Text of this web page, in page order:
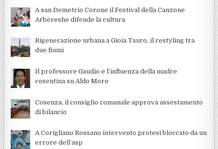
A san Demetrio Corone il Festival della Canzone
Arbëreshe difende la cultura
Rigenerazione urbana a Gioia Tauro, il restyling tra
due fiumi
Il professore Gaudio e l’influenza della madre
cosentina su Aldo Moro
Cosenza, il consiglio comunale approva assestamento
di bilancio
A Corigliano Rossano intervento protesi bloccato da un
errore dell’asp